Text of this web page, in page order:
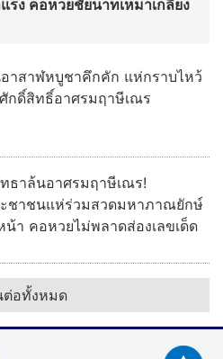
รง คอหวยชัยนาทเหมาเกลี้ยง
าสาฬหบูชาคึกคัก แห่กราบไหว้
กดิ์สิทธิ์อาศรมฤาษีเณร
ธาล้นอาศรมฤาษีเณร!
ชาชนแห่ร่วมสวดมหาภาณยักษ์
น้า คอหวยไม่พลาดส่องเลขเด็ด
ต่อทั้งหมด